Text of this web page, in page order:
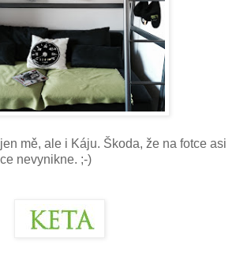
mě, ale i Káju. Škoda, že na fotce asi
nevynikne. ;-)